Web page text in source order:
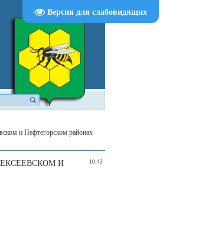
Версия для слабовидящих
и Нефтегорском районах
10:43
И